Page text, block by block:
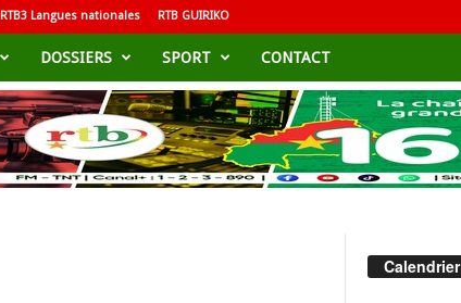
RTB3 Langues nationales RTB GUIRIKO
DOSSIERS SPORT CONTACT
Calendrier